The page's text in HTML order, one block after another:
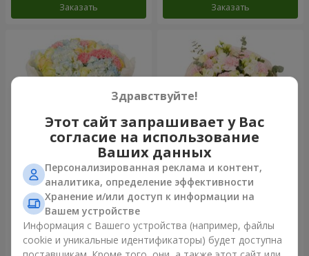
Заказать Заказать
Букет "Небесная лазурь"
5 075 грн
Заказать
Букет "Secret"
Заказать
Здравствуйте!
Этот сайт запрашивает у Вас
согласие на использование
Ваших данных
Персонализированная реклама и контент,
аналитика, определение эффективности
Хранение и/или доступ к информации на
Вашем устройстве
Информация с Вашего устройства (например, файлы
cookie и уникальные идентификаторы) будет доступна